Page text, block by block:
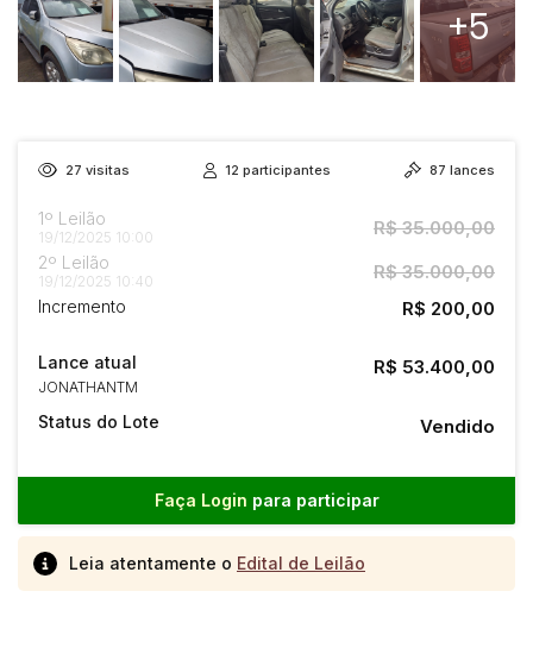
+5
27 visitas 12 participantes 87 lances
1º Leilão
19/12/2025 10:00 R$ 35.000,00
2º Leilão
19/12/2025 10:40 R$ 35.000,00
Incremento R$ 200,00
Lance atual
JONATHANTM
R$ 53.400,00
Status do Lote Vendido
Faça Login para participar
Leia atentamente o Edital de Leilão